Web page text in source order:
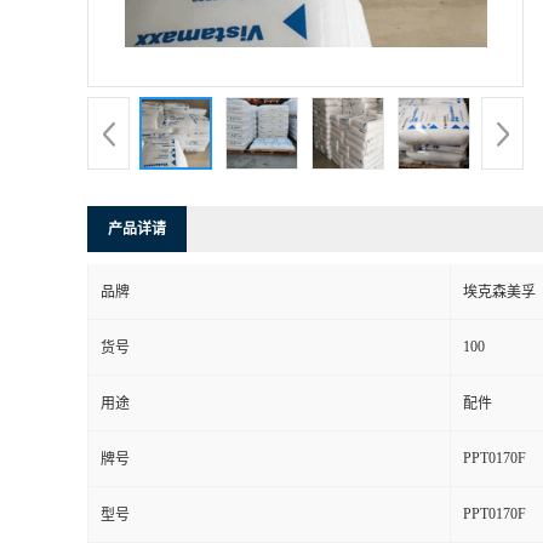
产品详请
品牌 埃克森美孚
货号 100
用途 配件
牌号 PPT0170F
型号 PPT0170F